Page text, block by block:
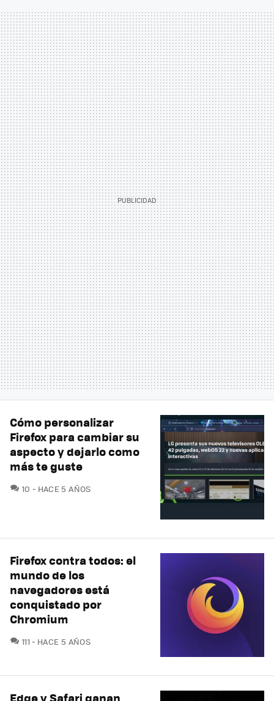
Cómo personalizar
Firefox para cambiar su
aspecto y dejarlo como
más te guste
10 COMENTARIOS
HACE 5 AÑOS
Firefox contra todos: el
mundo de los
navegadores está
conquistado por
Chromium
111 COMENTARIOS
HACE 5 AÑOS
Edge y Safari ganan